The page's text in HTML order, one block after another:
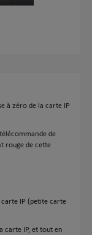
à zéro de la carte IP
de
rouge de cette
IP (petite carte
carte IP, et tout en